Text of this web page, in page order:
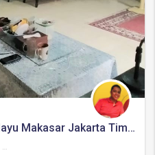
Rumah Dijual Cipinang Melayu Makasar Jakarta Timur